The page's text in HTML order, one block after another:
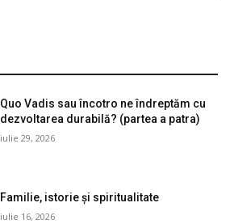
Quo Vadis sau încotro ne îndreptăm cu
dezvoltarea durabilă? (partea a patra)
iulie 29, 2026
Familie, istorie și spiritualitate
iulie 16, 2026